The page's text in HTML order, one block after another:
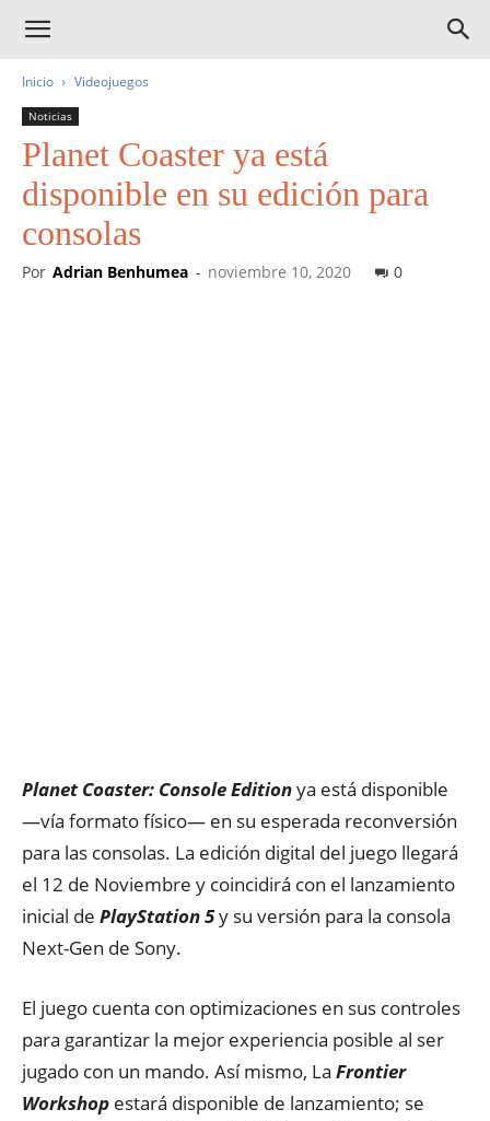
Inicio Videojuegos
Noticias
Planet Coaster ya está
disponible en su edición para
consolas
Por Adrian Benhumea - noviembre 10, 2020 0
Planet Coaster: Console Editionya está disponible
—vía formato físico— en su esperada reconversión
para las consolas. La edición digital del juego llegará
el 12 de Noviembre y coincidirá con el lanzamiento
inicial de PlayStation 5y su versión para la consola
Next-Gen de Sony.
El juego cuenta con optimizaciones en sus controles
para garantizar la mejor experiencia posible al ser
jugado con un mando. Así mismo, La Frontier
Workshop estará disponible de lanzamiento; se